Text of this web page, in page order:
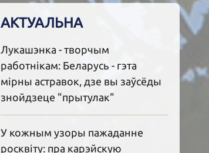
АКТУАЛЬНА
Лукашэнка - творчым
работнікам: Беларусь - гэта
мірны астравок, дзе вы заўсёды
знойдзеце "прытулак"
У кожным узоры пажаданне
росквіту: пра карэйскую